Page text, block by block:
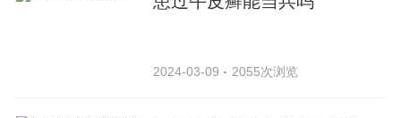
2024-03-09 2055次浏览